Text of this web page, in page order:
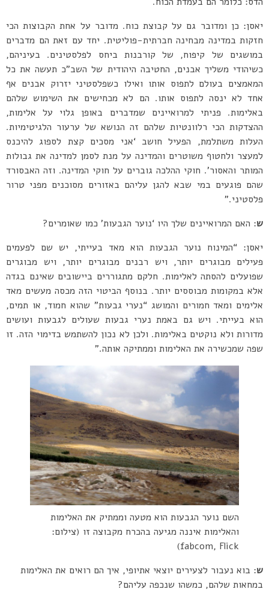
יאסן: כן ומדובר גם על קבוצת כוח. מדובר על אחת הקבוצות הכי
חזקות במדינה מבחינה חברתית-פוליטית. יחד עם זאת הם מדברים
במושגים של קיפוח, של קורבנות ביחס לפלסטינים. בעיניהם,
כשיהודי משליך אבנים, החטיבה היהודית של השב”כ תעשה את כל
המאמצים בעולם לתפוס אותו ואילו כשפלסטיני יזרוק אבנים אף
אחד לא ינסה לתפוס אותו. הם לא מכחישים את השימוש שלהם
באלימות. פניתי למרואיינים שמדברים באופן גלוי על אלימות,
ההצדקות הכי רלוונטיות שלהם זה הנושא של ערעור הלגיטימיות.
העלות משתלמת, הפעיל חושב ‘אני מסכים קצת לספוג להיכנס
למעצר ולחטוף משוטרים והמדינה על מנת לסמן למדינה את גבולות
המותר והאסור’. חוקי ההלכה גוברים על חוקי המדינה. וזה האבסורד
שהם פוגעים במי שבא להגן עליהם באזורים מסוכנים מפני טרור
פלסטיני.”
ש: האם המרואיינים שלך היו ‘נוער הגבעות’ כמו שאומרים?
יאסן: “המינוח נוער הגבעות הוא מאד בעייתי, יש שם לפעמים
פעילים מבוגרים יותר, ויש רבנים מבוגרים יותר, ויש מבוגרים
שפועלים להסתה לאלימות. חלקם מתגוררים ביישובים שאינם בגדה
אלא במקומות מבוססים יותר. בנוסף הביטוי הזה מכסה מעשים מאד
אלימים ומאד חמורים והמושג “נערי גבעות” שהוא חמוד, או תמים,
הוא בעייתי. ויש גם באמת נערי גבעות שעולים לגבעות ועושים
מדורות ולא נוקטים באלימות. ולכן לא נכון להשתמש בדימוי הזה. זו
שפה שמכשירה את האלימות וממתיקה אותה.”
השם נוער הגבעות הוא מטעה וממתיק את האלימות
והאלימות איננה מגיעה בהכרח מקבוצה זו (צילום:
fabcom, Flick)
ש: בוא נעבור לצעירים יוצאי אתיופי, איך הם רואים את האלימות
במחאות שלהם, כמשהו שנכפה עליהם?